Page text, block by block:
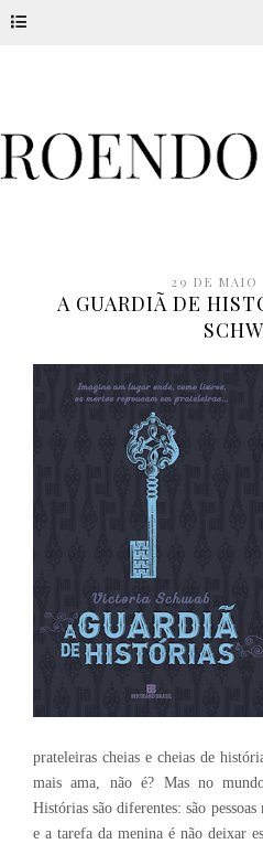
29 DE MAIO
A GUARDIÃ DE
prateleiras cheias e cheias de
mais ama, não é? Mas no
Histórias são diferentes: são
e a tarefa da menina é não deixar